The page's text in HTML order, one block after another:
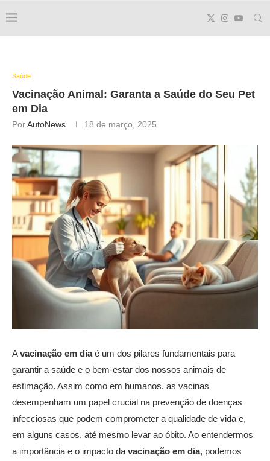
Saúde
Vacinação Animal: Garanta a Saúde do Seu Pet
em Dia
PorAutoNews 18 de março, 2025
Avacinação em diaé um dos pilares fundamentais para
garantir a saúde e o bem-estar dos nossos animais de
estimação. Assim como em humanos, as vacinas
desempenham um papel crucial na prevenção de doenças
infecciosas que podem comprometer a qualidade de vida e,
em alguns casos, até mesmo levar ao óbito. Ao entendermos
a importância e o impacto da vacinação em dia, podemos